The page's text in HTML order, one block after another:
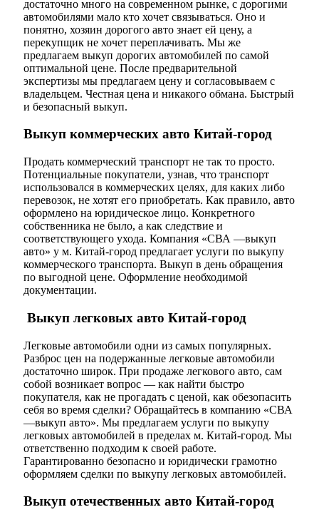
достаточно много на современном рынке, с дорогими
автомобилями мало кто хочет связываться. Оно и
понятно, хозяин дорогого авто знает ей цену, а
перекупщик не хочет переплачивать. Мы же
предлагаем выкуп дорогих автомобилей по самой
оптимальной цене. После предварительной
экспертизы мы предлагаем цену и согласовываем с
владельцем. Честная цена и никакого обмана. Быстрый
и безопасный выкуп.
Выкуп коммерческих авто Китай-город
Продать коммерческий транспорт не так то просто.
Потенциальные покупатели, узнав, что транспорт
использовался в коммерческих целях, для каких либо
перевозок, не хотят его приобретать. Как правило, авто
оформлено на юридическое лицо. Конкретного
собственника не было, а как следствие и
соответствующего ухода. Компания «СВА —выкуп
авто» у м. Китай-город предлагает услуги по выкупу
коммерческого транспорта. Выкуп в день обращения
по выгодной цене. Оформление необходимой
документации.
Выкуп легковых авто Китай-город
Легковые автомобили одни из самых популярных.
Разброс цен на подержанные легковые автомобили
достаточно широк. При продаже легкового авто, сам
собой возникает вопрос — как найти быстро
покупателя, как не прогадать с ценой, как обезопасить
себя во время сделки? Обращайтесь в компанию «СВА
—выкуп авто». Мы предлагаем услуги по выкупу
легковых автомобилей в пределах м. Китай-город. Мы
ответственно подходим к своей работе.
Гарантированно безопасно и юридически грамотно
оформляем сделки по выкупу легковых автомобилей.
Выкуп отечественных авто Китай-город